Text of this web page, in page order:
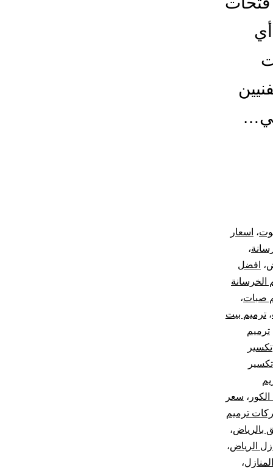
، اسعار
،
، افضل
الخرسانة
صبات،
، ترميم بيت
ترميم
تكسير
تكسير
، سعر
ترميم
بالرياض،
الرياض،
،